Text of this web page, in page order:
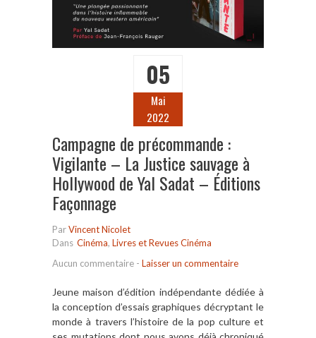
05
Mai
2022
Campagne de précommande :
Vigilante – La Justice sauvage à
Hollywood de Yal Sadat – Éditions
Façonnage
ParVincent Nicolet
Dans Cinéma, Livres et Revues Cinéma
Aucun commentaire - Laisser un commentaire
Jeune maison d’édition indépendante dédiée à
la conception d’essais graphiques décryptant le
monde à travers l’histoire de la pop culture et